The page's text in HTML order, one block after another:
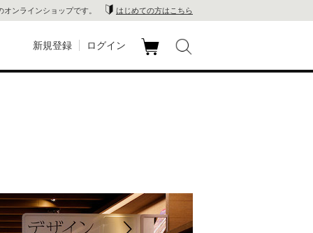
ンラインショップです。 はじめての方はこちら
屋
新規登録 ログイン